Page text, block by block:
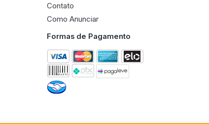
Contato
Como Anunciar
Formas de Pagamento